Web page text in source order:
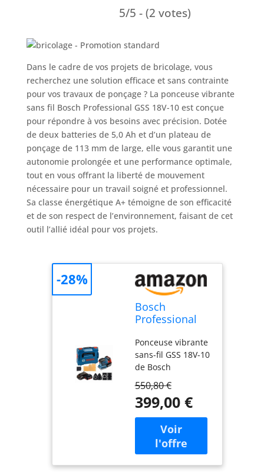
5/5 - (2 votes)
Dans le cadre de vos projets de bricolage, vous
recherchez une solution efficace et sans contrainte
pour vos travaux de ponçage ? La ponceuse vibrante
sans fil Bosch Professional GSS 18V-10 est conçue
pour répondre à vos besoins avec précision. Dotée
de deux batteries de 5,0 Ah et d’un plateau de
ponçage de 113 mm de large, elle vous garantit une
autonomie prolongée et une performance optimale,
tout en vous offrant la liberté de mouvement
nécessaire pour un travail soigné et professionnel.
Sa classe énergétique A+ témoigne de son efficacité
et de son respect de l’environnement, faisant de cet
outil l’allié idéal pour vos projets.
Bosch
Professional
Vibrante Sans
Fil GSS 18V-10
(18V, 2
batteries 5,0
Ah, Largeur du
plateau de
ponçage : 113
mm, L-BOXX)
Ponceuse vibrante
sans-fil GSS 18V-10
de Bosch
puissante et
endurante grâce à
la batterie 5,0 Ah
Grande souplesse
d'utilisation grâce
aux plateaux de
ponçage
550,80 €
399,00 €
-28%